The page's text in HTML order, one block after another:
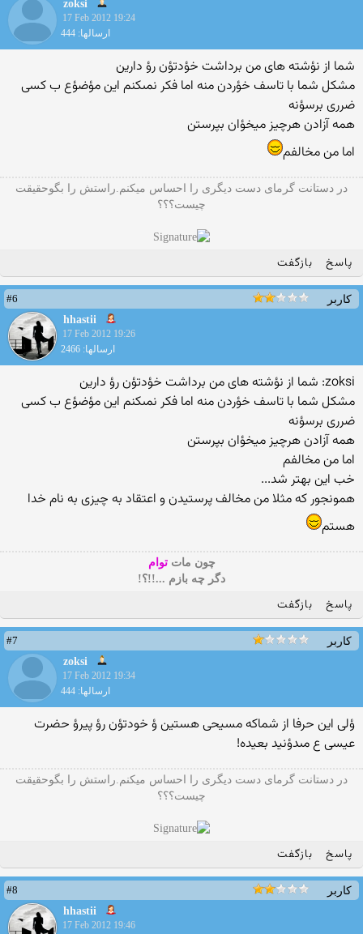
zoksi
17 Feb 2012 19:24
ارسالها: 444
شما از نؤشته هاى من برداشت خؤدتؤن رؤ دارین
مشكل شما با تاسف خؤردن منه اما فكر نمىكنم این مؤضؤع ب كسى
ضررى برسؤنه
همه آزادن هرچیز میخؤان بپرستن
اما من مخالفم
در دستانت گرمای دست دیگری را احساس میکنم.راستش را بگوحقیقت
چیست؟؟؟
پاسخ بازگفت
کاربر
#6
hhastii
17 Feb 2012 19:26
ارسالها: 2466
zoksi: شما از نؤشته هاى من برداشت خؤدتؤن رؤ دارین
مشكل شما با تاسف خؤردن منه اما فكر نمىكنم این مؤضؤع ب كسى
ضررى برسؤنه
همه آزادن هرچیز میخؤان بپرستن
اما من مخالفم
خب این بهتر شد...
همونجور که مثلا من مخالف پرستیدن و اعتقاد به چیزی به نام خدا
هستم
چون ماتتوام
دگر چه بازم ...!!؟!
پاسخ بازگفت
کاربر
#7
zoksi
17 Feb 2012 19:34
ارسالها: 444
ؤلى این حرفا از شماكه مسیحى هستین ؤ خودتؤن رؤ پیرؤ حضرت
عیسى ع مىدؤنید بعیده!
در دستانت گرمای دست دیگری را احساس میکنم.راستش را بگوحقیقت
چیست؟؟؟
پاسخ بازگفت
کاربر
#8
hhastii
17 Feb 2012 19:46